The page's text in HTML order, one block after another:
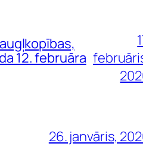
12. februāra
26. janvāris,